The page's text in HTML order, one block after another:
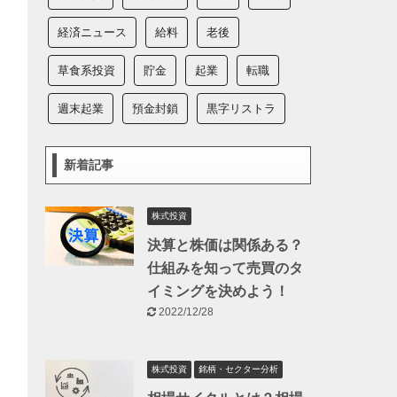
経済ニュース 給料 老後
草食系投資 貯金 起業 転職
週末起業 預金封鎖 黒字リストラ
新着記事
株式投資
決算と株価は関係ある？
仕組みを知って売買のタ
イミングを決めよう！
2022/12/28
株式投資 銘柄・セクター分析